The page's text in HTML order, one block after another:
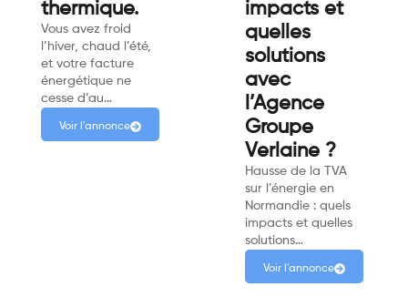
thermique.
Vous avez froid
l’hiver, chaud l’été,
et votre facture
énergétique ne
cesse d’au…
Voir l'annonce
impacts et
quelles
solutions
avec
l’Agence
Groupe
Verlaine ?
Hausse de la TVA
sur l’énergie en
Normandie : quels
impacts et quelles
solutions…
Voir l'annonce